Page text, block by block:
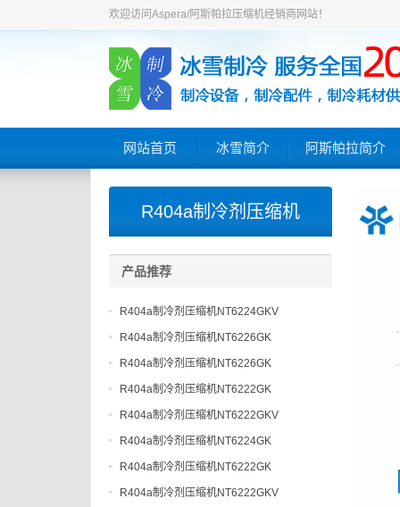
欢迎访问Aspera/阿斯帕拉压缩机经销商网站！
网站首页 冰雪简介 阿斯帕拉简介
R404a制冷剂压缩机
产品推荐
R404a制冷剂压缩机NT6224GKV
R404a制冷剂压缩机NT6226GK
R404a制冷剂压缩机NT6226GK
R404a制冷剂压缩机NT6222GK
R404a制冷剂压缩机NT6222GKV
R404a制冷剂压缩机NT6224GK
R404a制冷剂压缩机NT6222GK
R404a制冷剂压缩机NT6222GKV